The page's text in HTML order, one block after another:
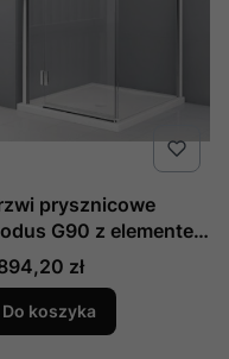
prysznicowe
G90 z elementem
do ścianki
90 cm produkcji
MODUSGF90L-
prawe
zł
Do koszyka